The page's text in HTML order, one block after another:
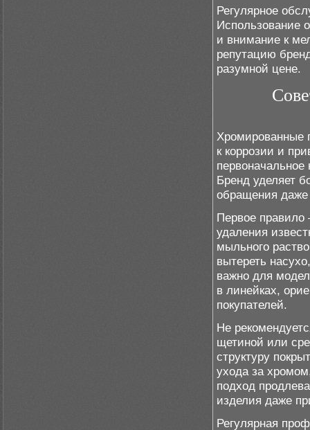
Регулярное
Использование
и внимание к
репутацию
разумной цене.
Хромированные
к коррозии и
первоначальное
Бренд уделяет
обращения даже
Первое правило
удаления
мыльного
вытереть
важно для
в линейках,
покупателей.
Не
щетиной или
структуру
ухода за
подход
изделия даже
Регулярная